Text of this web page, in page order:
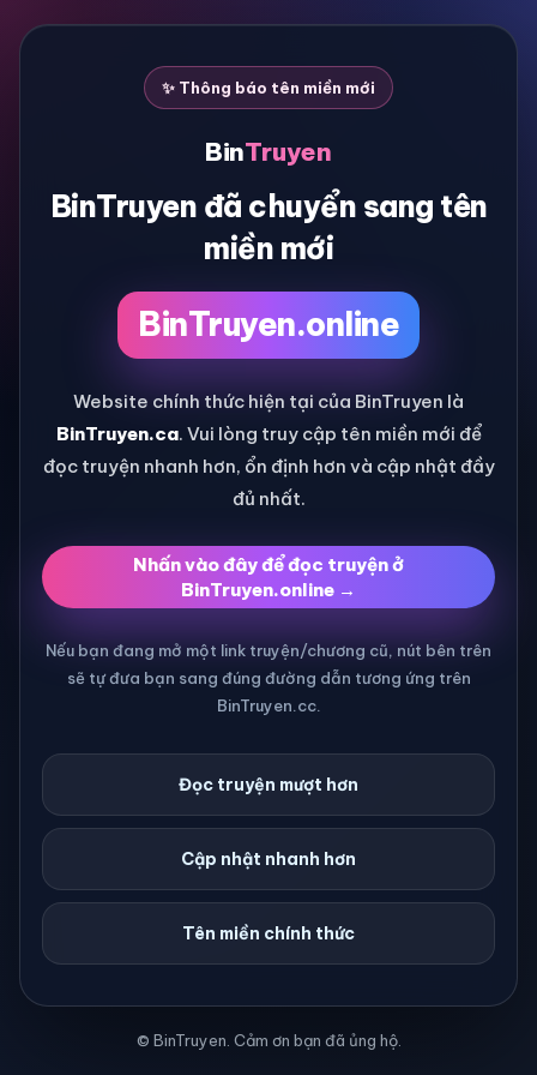
✨ Thông báo tên miền mới
BinTruyen
BinTruyen đã chuyển sang tên
miền mới
BinTruyen.online
Website chính thức hiện tại của BinTruyen là
BinTruyen.ca. Vui lòng truy cập tên miền mới để
đọc truyện nhanh hơn, ổn định hơn và cập nhật đầy
đủ nhất.
Nhấn vào đây để đọc truyện ở
BinTruyen.online →
Nếu bạn đang mở một link truyện/chương cũ, nút bên trên
sẽ tự đưa bạn sang đúng đường dẫn tương ứng trên
BinTruyen.cc.
Đọc truyện mượt hơn
Cập nhật nhanh hơn
Tên miền chính thức
© BinTruyen. Cảm ơn bạn đã ủng hộ.